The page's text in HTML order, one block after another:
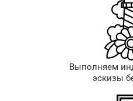
Выполняем
эскизы